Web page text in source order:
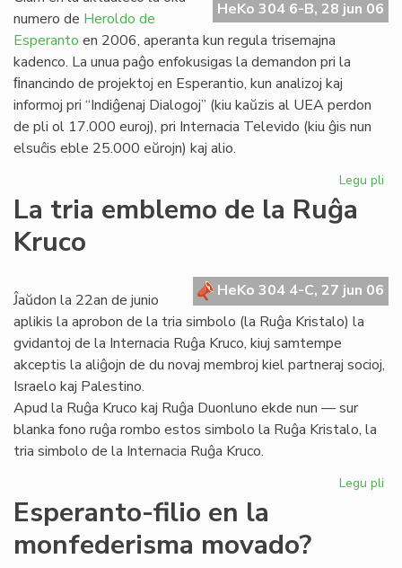
HeKo 304 6-B, 28 jun 06
numero de Heroldo de
Esperanto en 2006, aperanta kun regula trisemajna
kadenco. La unua paĝo enfokusigas la demandon pri la
ﬁnancindo de projektoj en Esperantio, kun analizoj kaj
informoj pri “Indiĝenaj Dialogoj” (kiu kaŭzis al UEA perdon
de pli ol 17.000 euroj), pri Internacia Televido (kiu ĝis nun
elsuĉis eble 25.000 eŭrojn) kaj alio.
Legu pli
La tria emblemo de la Ruĝa
Kruco
HeKo 304 4-C, 27 jun 06
Ĵaŭdon la 22an de junio
aplikis la aprobon de la tria simbolo (la Ruĝa Kristalo) la
gvidantoj de la Internacia Ruĝa Kruco, kiuj samtempe
akceptis la aliĝojn de du novaj membroj kiel partneraj socioj,
Israelo kaj Palestino.
Apud la Ruĝa Kruco kaj Ruĝa Duonluno ekde nun — sur
blanka fono ruĝa rombo estos simbolo la Ruĝa Kristalo, la
tria simbolo de la Internacia Ruĝa Kruco.
Legu pli
Esperanto-filio en la
monfederisma movado?